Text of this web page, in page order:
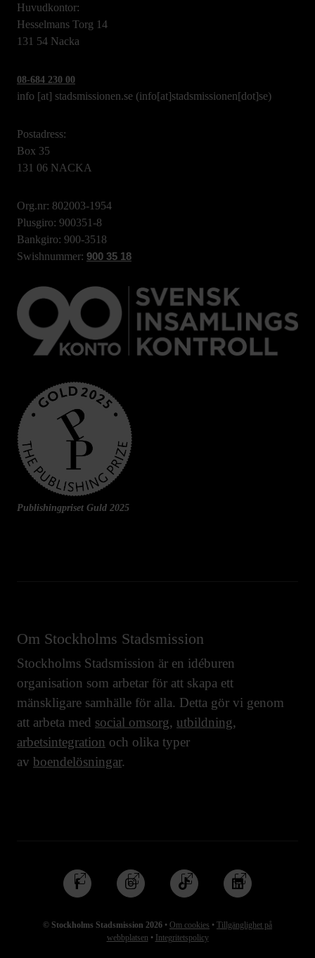
Huvudkontor:
Hesselmans Torg 14
131 54 Nacka
08-684 230 00
info [at] stadsmissionen.se (info[at]stadsmissionen[dot]se)
Postadress:
Box 35
131 06 NACKA
Org.nr: 802003-1954
Plusgiro: 900351-8
Bankgiro: 900-3518
Swishnummer: 900 35 18
Publishingpriset Guld 2025
Om Stockholms Stadsmission
Stockholms Stadsmission är en idéburen
organisation som arbetar för att skapa ett
mänskligare samhälle för alla. Detta gör vi genom
att arbeta med social omsorg, utbildning,
arbetsintegration och olika typer
av boendelösningar.
© Stockholms Stadsmission 2026 • Om cookies • Tillgänglighet på
webbplatsen • Integritetspolicy
Följ
oss
Facebook
Följ
oss
Instagram
Följ
oss
TikTok
Följ
oss
Linkedin